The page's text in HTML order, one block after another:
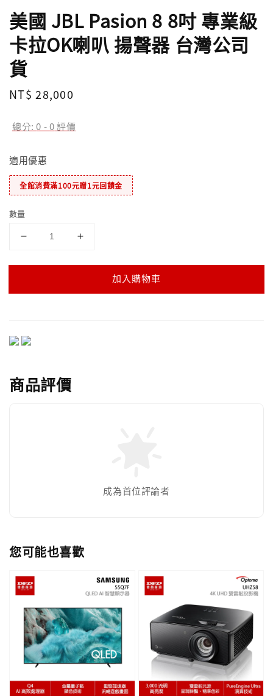
美國 JBL Pasion 8 8吋 專業級
卡拉OK喇叭 揚聲器 台灣公司
貨
Regular
NT$ 28,000
總分:0 -0評價
適用優惠
全館消費滿100元贈1元回饋金
數量
加入購物車
商品評價
成為首位評論者
您可能也喜歡